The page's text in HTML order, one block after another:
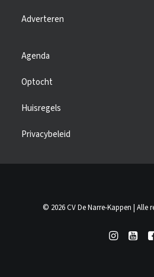
Adverteren
Agenda
Optocht
Huisregels
Privacybeleid
© 2026 CV De Narre-Kappen | Alle